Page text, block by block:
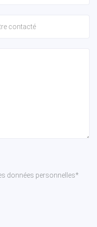
données personnelles*